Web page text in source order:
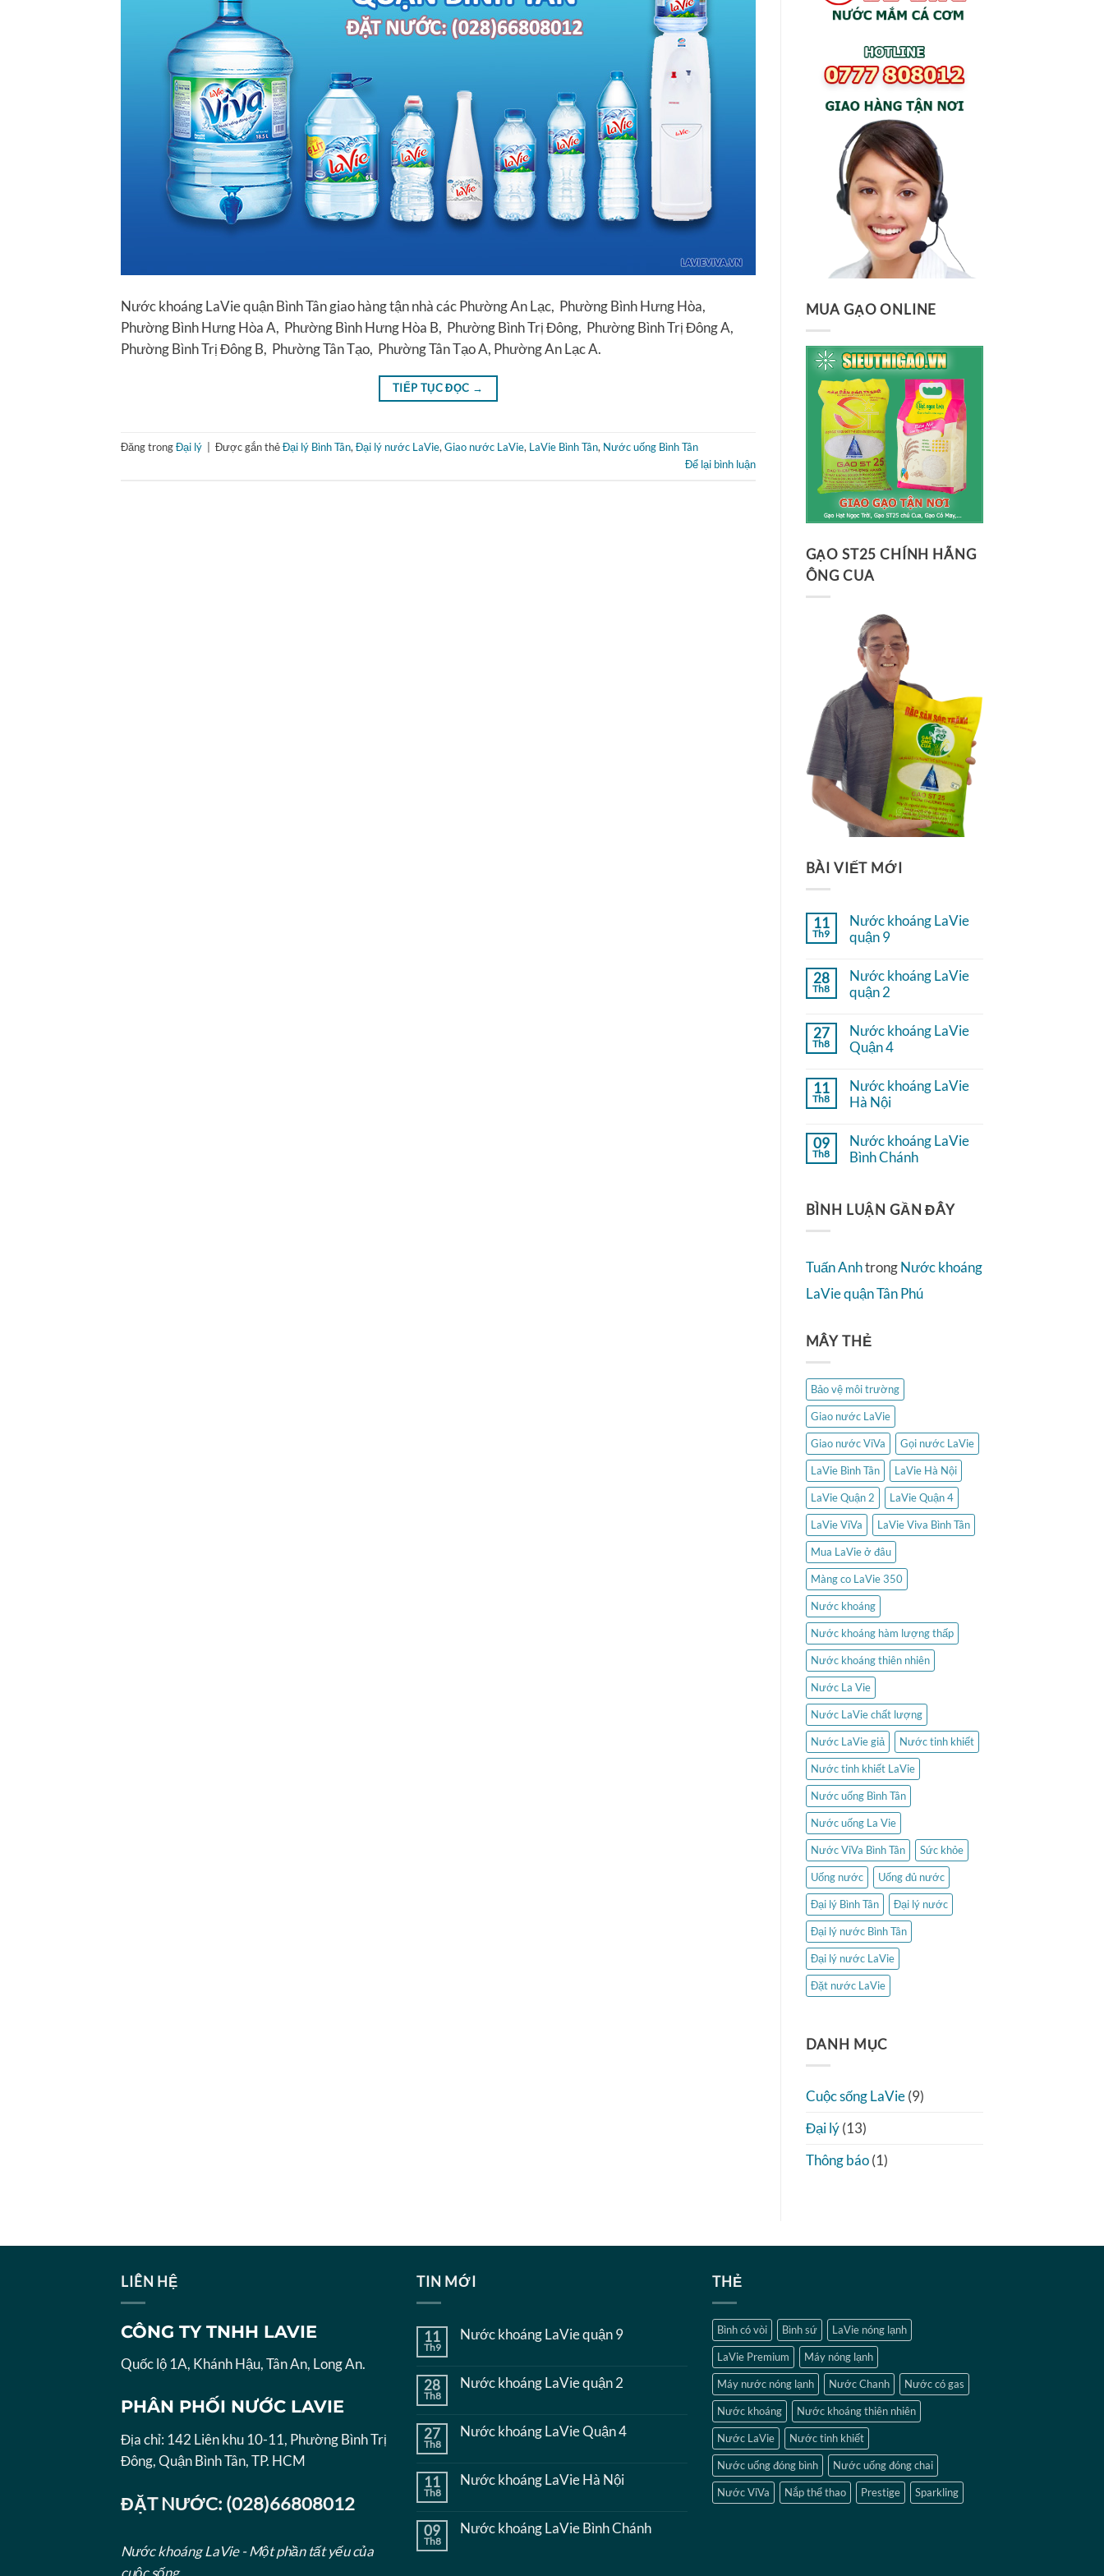
Nước khoáng LaVie quận Bình Tân giao hàng tận nhà các Phường An Lạc, Phường Bình Hưng Hòa,
Phường Bình Hưng Hòa A, Phường Bình Hưng Hòa B, Phường Bình Trị Đông, Phường Bình Trị Đông A,
Phường Bình Trị Đông B, Phường Tân Tạo, Phường Tân Tạo A, Phường An Lạc A.
TIẾP TỤC ĐỌC →
Đăng trongĐại lý Được gắn thẻĐại lý Bình Tân, Đại lý nước LaVie, Giao nước LaVie, LaVie Bình Tân, Nước uống Bình Tân
Để lại bình luận
MUA GẠO ONLINE
GẠO ST25 CHÍNH HÃNG
ÔNG CUA
BÀI VIẾT MỚI
11
Th9
Nước khoáng LaVie
quận 9
bình
luận
ở
khoáng
LaVie
quận
28
Th8
Nước khoáng LaVie
quận 2
bình
luận
ở
khoáng
LaVie
quận
27
Th8
Nước khoáng LaVie
Quận 4
bình
luận
ở
khoáng
LaVie
Quận
11
Th8
Nước khoáng LaVie
Hà Nội
bình
luận
ở
LaVie
Hà
09
Th8
Nước khoáng LaVie
Bình Chánh
luận
Bình
BÌNH LUẬN GẦN ĐÂY
Tuấn AnhtrongNước khoáng
LaVie quận Tân Phú
MÂY THẺ
Bảo vệ môi trường
Giao nước LaVie
Giao nước ViVa Gọi nước LaVie
LaVie Bình Tân LaVie Hà Nội
LaVie Quận 2 LaVie Quận 4
LaVie ViVa LaVie Viva Bình Tân
Mua LaVie ở đâu
Màng co LaVie 350
Nước khoáng
Nước khoáng hàm lượng thấp
Nước khoáng thiên nhiên
Nước La Vie
Nước LaVie chất lượng
Nước LaVie giả Nước tinh khiết
Nước tinh khiết LaVie
Nước uống Bình Tân
Nước uống La Vie
Nước ViVa Bình Tân Sức khỏe
Uống nước Uống đủ nước
Đại lý Bình Tân Đại lý nước
Đại lý nước Bình Tân
Đại lý nước LaVie
Đặt nước LaVie
DANH MỤC
Cuộc sống LaVie(9)
Đại lý(13)
Thông báo(1)
LIÊN HỆ
CÔNG TY TNHH LAVIE
Quốc lộ 1A, Khánh Hậu, Tân An, Long An.
PHÂN PHỐI NƯỚC LAVIE
Địa chỉ: 142 Liên khu 10-11, Phường Bình Trị
Đông, Quận Bình Tân, TP. HCM
ĐẶT NƯỚC: (028)66808012
Nước khoáng LaVie - Một phần tất yếu của
cuộc sống
TIN MỚI
11
Th9
Nước khoáng LaVie quận 9
bình
luận
LaVie
28
Th8
Nước khoáng LaVie quận 2
bình
luận
LaVie
27
Th8
Nước khoáng LaVie Quận 4
bình
luận
LaVie
11
Th8
Nước khoáng LaVie Hà Nội
bình
luận
09
Th8
Nước khoáng LaVie Bình Chánh
THẺ
Bình có vòi Bình sứ LaVie nóng lạnh
LaVie Premium Máy nóng lạnh
Máy nước nóng lạnh Nước Chanh Nước có gas
Nước khoáng Nước khoáng thiên nhiên
Nước LaVie Nước tinh khiết
Nước uống đóng bình Nước uống đóng chai
Nước ViVa Nắp thể thao Prestige Sparkling